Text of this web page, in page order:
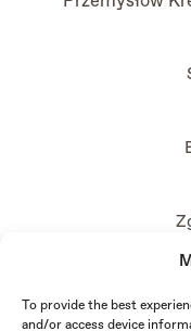
To provide the best
and/or access device